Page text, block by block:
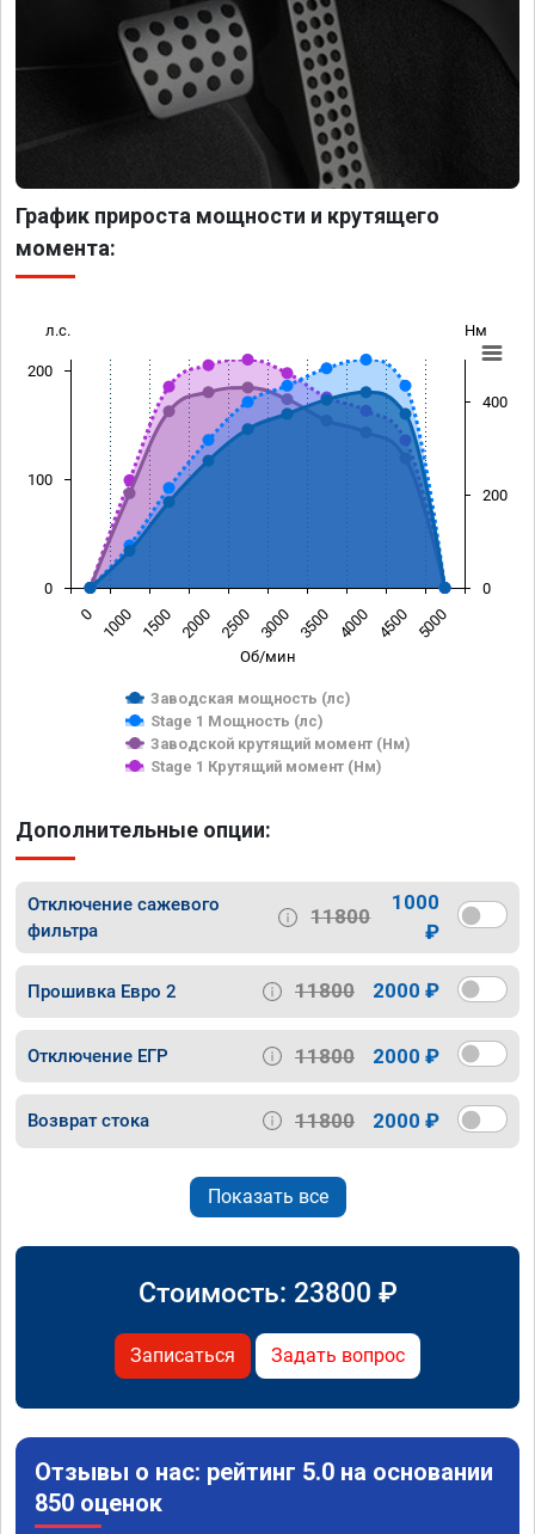
График прироста мощности и крутящего
момента:
Об/мин
л.с. Нм
Заводская мощность (лс)
Stage 1 Мощность (лс)
Заводской крутящий момент (Нм)
Stage 1 Крутящий момент (Нм)
0 1000 1500 2000 2500 3000 3500 4000 4500 5000
0
100
200
0
200
400
Дополнительные опции:
Отключение сажевого
фильтра
11800
1000
₽
Прошивка Евро 2 11800 2000 ₽
Отключение ЕГР 11800 2000 ₽
Возврат стока 11800 2000 ₽
Показать все
Стоимость: 23800 ₽
Записаться Задать вопрос
Отзывы о нас: рейтинг 5.0 на основании
850 оценок